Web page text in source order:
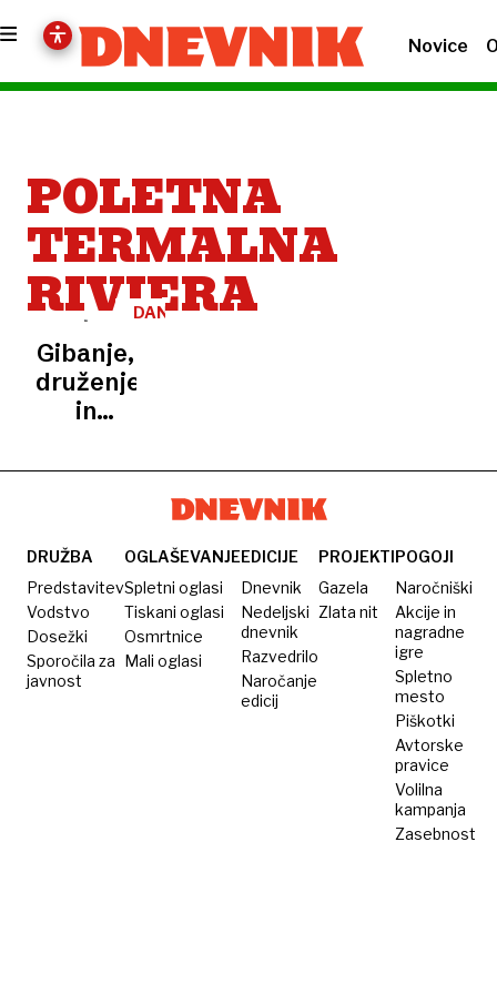
Novice
POLETNA
TERMALNA
RIVIERA
DAN
Gibanje,
druženje
in
doživetja
DRUŽBA
Predstavitev
Vodstvo
Dosežki
Sporočila za
javnost
OGLAŠEVANJE
Spletni oglasi
Tiskani oglasi
Osmrtnice
Mali oglasi
EDICIJE
Dnevnik
Nedeljski
dnevnik
Razvedrilo
Naročanje
edicij
PROJEKTI
Gazela
Zlata nit
POGOJI
Naročniški
Akcije in
nagradne
igre
Spletno
mesto
Piškotki
Avtorske
pravice
Volilna
kampanja
Zasebnost